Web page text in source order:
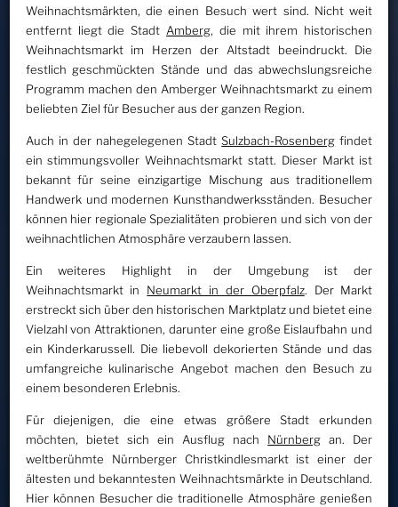
Weihnachtsmärkten, die einen Besuch wert sind. Nicht weit
entfernt liegt die Stadt Amberg, die mit ihrem historischen
Weihnachtsmarkt im Herzen der Altstadt beeindruckt. Die
festlich geschmückten Stände und das abwechslungsreiche
Programm machen den Amberger Weihnachtsmarkt zu einem
beliebten Ziel für Besucher aus der ganzen Region.
Auch in der nahegelegenen StadtSulzbach-Rosenberg findet
ein stimmungsvoller Weihnachtsmarkt statt. Dieser Markt ist
bekannt für seine einzigartige Mischung aus traditionellem
Handwerk und modernen Kunsthandwerksständen. Besucher
können hier regionale Spezialitäten probieren und sich von der
weihnachtlichen Atmosphäre verzaubern lassen.
Ein weiteres Highlight in der Umgebung ist der
Weihnachtsmarkt in Neumarkt in der Oberpfalz. Der Markt
erstreckt sich über den historischen Marktplatz und bietet eine
Vielzahl von Attraktionen, darunter eine große Eislaufbahn und
ein Kinderkarussell. Die liebevoll dekorierten Stände und das
umfangreiche kulinarische Angebot machen den Besuch zu
einem besonderen Erlebnis.
Für diejenigen, die eine etwas größere Stadt erkunden
möchten, bietet sich ein Ausflug nach Nürnberg an. Der
weltberühmte Nürnberger Christkindlesmarkt ist einer der
ältesten und bekanntesten Weihnachtsmärkte in Deutschland.
Hier können Besucher die traditionelle Atmosphäre genießen